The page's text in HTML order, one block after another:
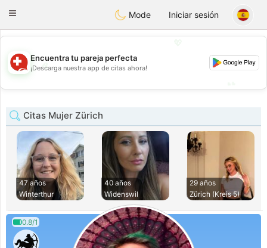
Suissi
Toggle
Mode Iniciar sesión
💖
💕
Encuentra tu pareja perfecta
¡Descarga nuestra app de citas ahora!
Citas Mujer Zürich
47 años
Winterthur
40 años
Widenswil
29 años
Zürich (Kreis 5)
0.8/1